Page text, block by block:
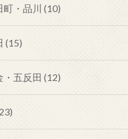
町・品川 (10)
(15)
・五反田 (12)